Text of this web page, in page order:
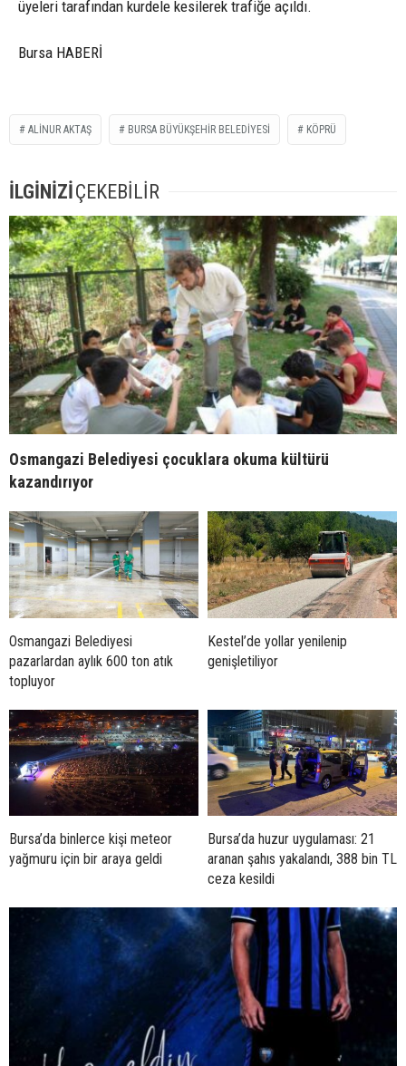
üyeleri tarafından kurdele kesilerek trafiğe açıldı.
Bursa HABERİ
ALINUR AKTAŞ BURSA BÜYÜKŞEHIR BELEDIYESI KÖPRÜ
İLGİNİZİÇEKEBİLİR
Osmangazi Belediyesi çocuklara okuma kültürü
kazandırıyor
Osmangazi Belediyesi
pazarlardan aylık 600 ton atık
topluyor
Kestel’de yollar yenilenip
genişletiliyor
Bursa’da binlerce kişi meteor
yağmuru için bir araya geldi
Bursa’da huzur uygulaması: 21
aranan şahıs yakalandı, 388 bin TL
ceza kesildi